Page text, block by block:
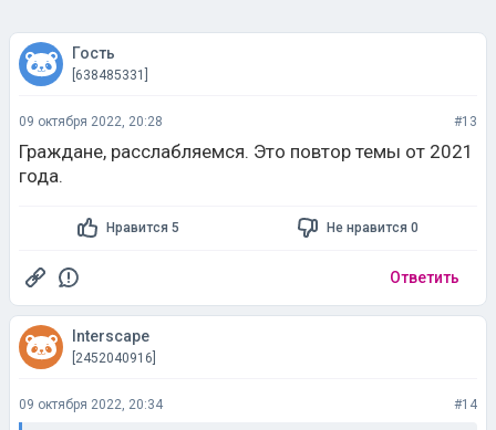
Гость
[638485331]
09 октября 2022, 20:28 #13
Граждане, расслабляемся. Это повтор темы от 2021
года.
Нравится 5 Не нравится 0
Ответить
Interscape
[2452040916]
09 октября 2022, 20:34 #14